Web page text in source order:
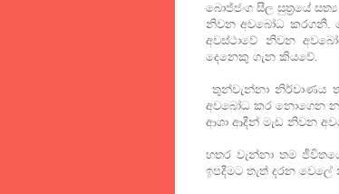
බොජ්ජංග සීල සුත්‍රයේ
නිවන අවබෝධ කරගනී.
අවස්ථාවේ නිවන
දෙනෙකු ගැන කියවේ.
තුන්වැන්නා
අවබෝධ කර නොගෙන
ආශා ආදීන් මැඩ නිවන
හතර වැන්නා තම
ඉපදීමට තැත් දරන